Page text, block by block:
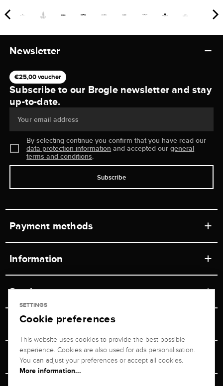
Newsletter
€25,00 voucher
Subscribe to our Brogle newsletter and stay
up-to-date.
Your email address
By selecting continue you confirm that you have read our
data protection information and accepted ourgeneral
terms and conditions.
Subscribe
Payment methods
Information
Retail store
Shipping & Payment
Advisor
Service
Contact
Unsubscribe from newsletter
Returns service
Jeweler Brogle
About us
Company
Personal adviser
SETTINGS
Cookie preferences
This website uses cookies to provide the best possible
experience. Cookies are also used for ads personalisation.
You can adjust your preferences or accept all cookies.
More information...